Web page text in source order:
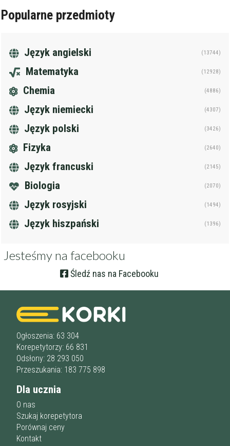
Popularne przedmioty
Język angielski (13744)
Matematyka (12928)
Chemia (4886)
Język niemiecki (4307)
Język polski (3426)
Fizyka (2640)
Język francuski (2145)
Biologia (2070)
Język rosyjski (1494)
Język hiszpański (1396)
Jesteśmy na facebooku
Śledź nas na Facebooku
Ogłoszenia: 63 304
Korepetytorzy: 66 831
Odsłony: 28 293 050
Przeszukania: 183 775 898
Dla ucznia
O nas
Szukaj korepetytora
Porównaj ceny
Kontakt